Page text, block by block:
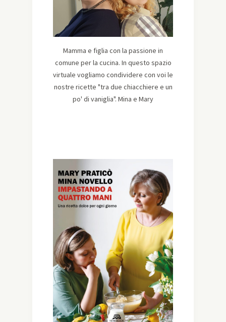
Mamma e figlia con la passione in
comune per la cucina. In questo spazio
virtuale vogliamo condividere con voi le
nostre ricette "tra due chiacchiere e un
po' di vaniglia". Mina e Mary